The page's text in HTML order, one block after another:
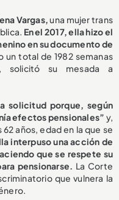
Vargas,una mujer trans
En el 2017, ella hizo el
en su documento de
un total de 1982 semanas
solicitó su mesada a
solicitud porque, según
efectos pensionales” y,
años, edad en la que se
interpuso una acción de
que se respete su
pensionarse. La Corte
que vulnera la